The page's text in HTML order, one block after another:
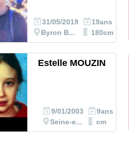
31/05/2019
Byron B...
19ans
180cm
Estelle MOUZIN
9/01/2003
Seine-e...
9ans
cm